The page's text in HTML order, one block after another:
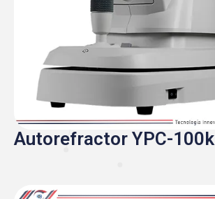
Autorefractor YPC-100k